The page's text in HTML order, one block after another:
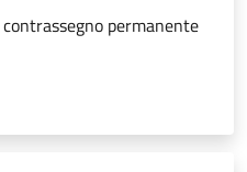
permanente